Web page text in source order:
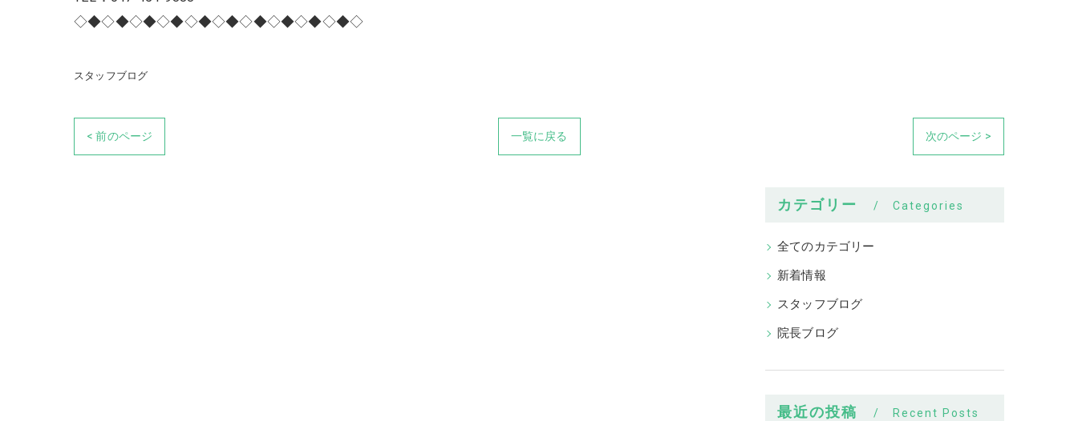
◇◆◇◆◇◆◇◆◇◆◇◆◇◆◇◆◇◆◇◆◇
スタッフブログ
< 前のページ 一覧に戻る 次のページ >
カテゴリー Categories
全てのカテゴリー
新着情報
スタッフブログ
院長ブログ
最近の投稿 Recent Posts